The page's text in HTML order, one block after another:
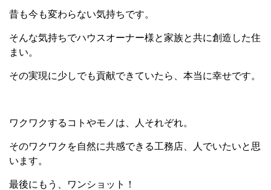
昔も今も変わらない気持ちです。
そんな気持ちでハウスオーナー様と家族と共に創造した住
まい。
その実現に少しでも貢献できていたら、本当に幸せです。
ワクワクするコトやモノは、人それぞれ。
そのワクワクを自然に共感できる工務店、人でいたいと思
います。
最後にもう、ワンショット！